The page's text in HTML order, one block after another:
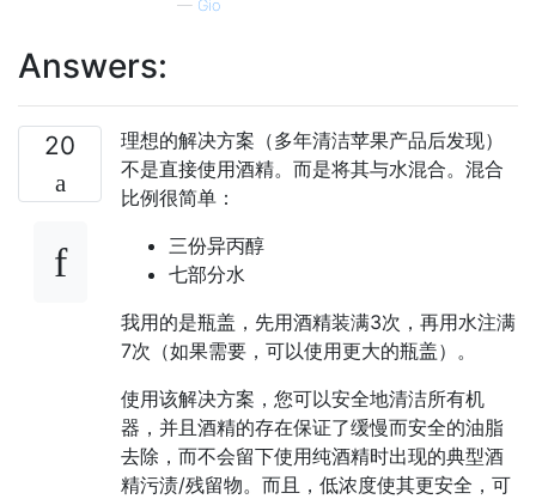
— Gio
Answers:
20
理想的解决方案（多年清洁苹果产品后发现）
不是直接使用酒精。而是将其与水混合。混合
比例很简单：
三份异丙醇
七部分水
我用的是瓶盖，先用酒精装满3次，再用水注满
7次（如果需要，可以使用更大的瓶盖）。
使用该解决方案，您可以安全地清洁所有机
器，并且酒精的存在保证了缓慢而安全的油脂
去除，而不会留下使用纯酒精时出现的典型酒
精污渍/残留物。而且，低浓度使其更安全，可